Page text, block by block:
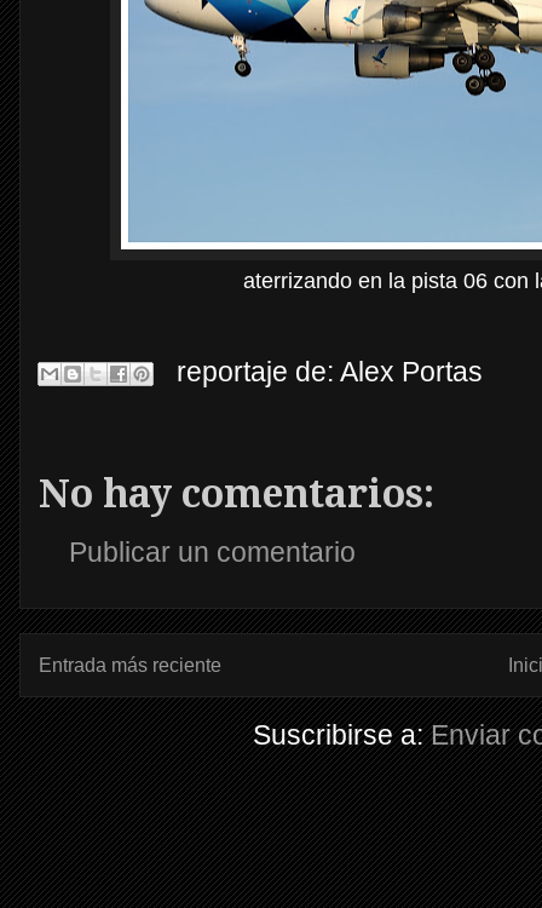
aterrizando en la pista 06 con
reportaje de: Alex Portas
No hay comentarios:
Publicar un comentario
Entrada más reciente
Suscribirse a:Enviar